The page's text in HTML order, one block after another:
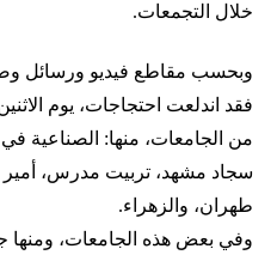
خلال التجمعات.
وبحسب مقاطع فيديو ورسائل
من الجامعات، منها: الصناعية
سجاد مشهد، تربيت مدرس، أمير
طهران، والزهراء.
وفي بعض هذه الجامعات،